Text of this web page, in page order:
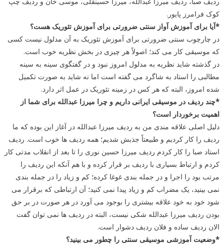
کوک فرامرز پایور.
*آیا برای آموزش آواز سنتی ضرورتی برای آموزش تئوریک هست؟
در چارچوب سنتی ضرورتی برای آموزش تئوریک به آن مدلول نیست کسی
که موسیقی کار می کند؛ اصولاً هر چیزی در بخش نظریه خوب است.
در گذشته شاید نظریه به مدلول امروز نبود و در گفتگوی سینه به سینه
مطالبی را استاد به شاگرد می گفته است اما نه شاید به صورت تکمیل
شده امروز، البته که هر کس در زمینه تئوریک در عمل اثر دارد.
*چند ردیف در موسیقی ایرانی داریم و چرا میرزا عبدالله برای شما از
اهمیت برخوردار است؟
دلیل اصلی علاقه مندی من به ردیف میرزا عبدالله در آغاز این بوده که ما
ردیف را کار کردیم و طبیعتاً جذبش شدیم؛ همه ردیف ها خوب است. ردیف
استاد صبا را کار کردم ردیف میرزا حسین نوری را تا بعد از انقلاب مدتی کار
کردم و ارتباط بسیاری با ردیف بر قرار کرده و با هم آنکه این ردیف را
مرتب بود را اجرا و در جمله بندی غوغا کرده؛ کم و زیاد را در جمله بندی
نمی بینید، یک مضراب کم و زیاد پیدا نمی کنید؛ آن ارتباطی که برقرار می
شود خود به خود علاقه بیشتری را بوجود می آورد در هر صورت در بر حق
بودن ردیف میرزا عبدالله شکی نیست، البته در ردیف ها نمی توان گفت
الان ردیف ساده و فلان ردیف دشوار است.
*وضعیت آموزشی موسیقی سنتی را چطور می بینید؟